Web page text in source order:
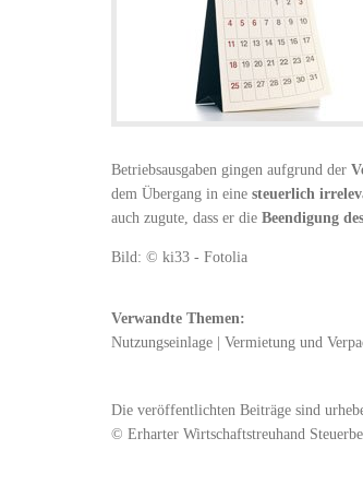
Betriebsausgaben gingen aufgrund der
dem Übergang in eine steuerlich
auch zugute, dass er die Beendigung
Bild: © ki33 - Fotolia
Verwandte Themen:
Nutzungseinlage | Vermietung und
Die veröffentlichten Beiträge sind
© Erharter Wirtschaftstreuhand